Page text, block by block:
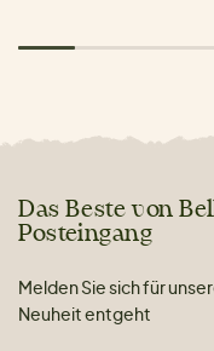
Das Beste von
Posteingang
Melden Sie sich für
Neuheit entgeht